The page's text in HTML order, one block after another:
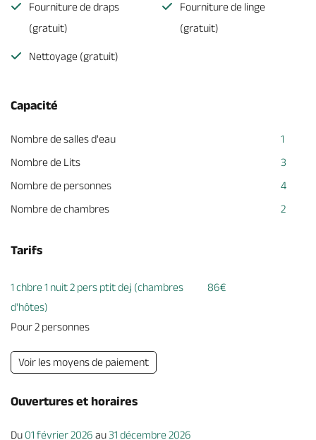
Fourniture de draps
(gratuit)
Fourniture de linge
(gratuit)
Nettoyage (gratuit)
Capacité
Nombre de salles d'eau
1
Nombre de Lits
3
Nombre de personnes
4
Nombre de chambres
2
Tarifs
1 chbre 1 nuit 2 pers ptit dej (chambres
d'hôtes)
86€
Pour 2 personnes
Voir les moyens de paiement
Ouvertures et horaires
Du 01 février 2026 au31 décembre 2026